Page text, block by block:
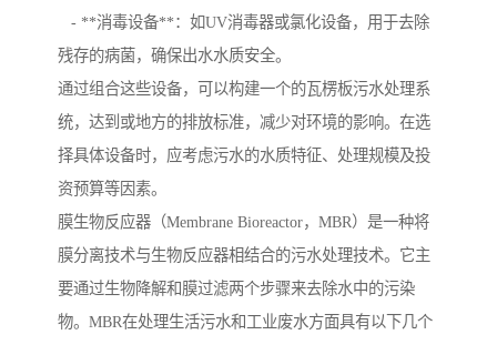
- **消毒设备**：如UV消毒器或氯化设备，用于去除
残存的病菌，确保出水水质安全。
通过组合这些设备，可以构建一个的瓦楞板污水处理系
统，达到或地方的排放标准，减少对环境的影响。在选
择具体设备时，应考虑污水的水质特征、处理规模及投
资预算等因素。
膜生物反应器（Membrane Bioreactor，MBR）是一种将
膜分离技术与生物反应器相结合的污水处理技术。它主
要通过生物降解和膜过滤两个步骤来去除水中的污染
物。MBR在处理生活污水和工业废水方面具有以下几个